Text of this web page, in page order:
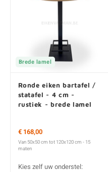
Brede lamel
Ronde eiken bartafel /
statafel - 4 cm -
rustiek - brede lamel
€ 168,00
Van 50x50 cm tot 120x120 cm - 15
maten
Kies zelf uw onderstel: